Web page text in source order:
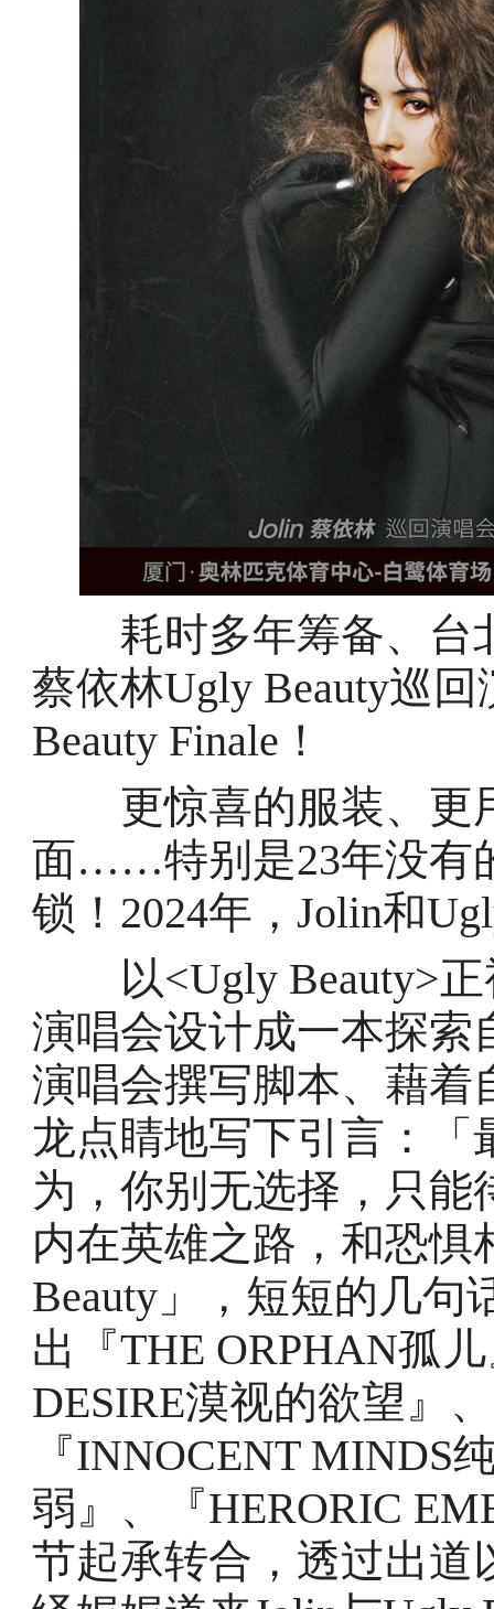
耗时多年筹备、台
蔡依林Ugly Beauty巡
Beauty Finale！
更惊喜的服装、更
面……特别是23年没有
锁！2024年，Jolin和
以<Ugly Beauty>正
演唱会设计成一本探索
演唱会撰写脚本、藉着
龙点睛地写下引言：
为，你别无选择，只
内在英雄之路，和恐
Beauty」，短短的几句
出『THE ORPHAN孤
DESIRE漠视的欲望』
『INNOCENT MINDS
弱』、『HERORIC
节起承转合，透过出道